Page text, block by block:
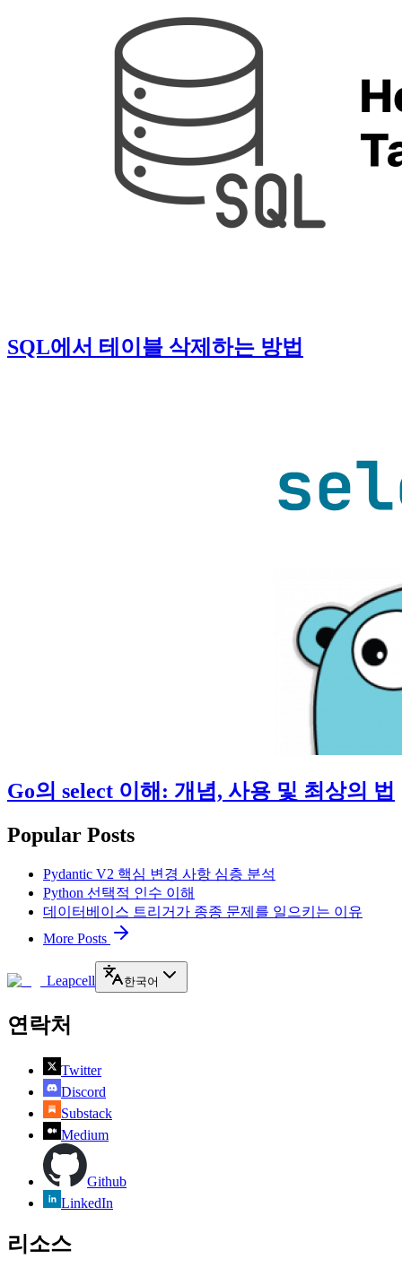
SQL에서 테이블 삭제하는 방법
Go의 select 이해: 개념, 사용 및 최상의 법
Popular Posts
Pydantic V2 핵심 변경 사항 심층 분석
Python 선택적 인수 이해
데이터베이스 트리거가 종종 문제를 일으키는 이유
More Posts
Leapcell 한국어
연락처
Twitter
Discord
Substack
Medium
Github
LinkedIn
리소스